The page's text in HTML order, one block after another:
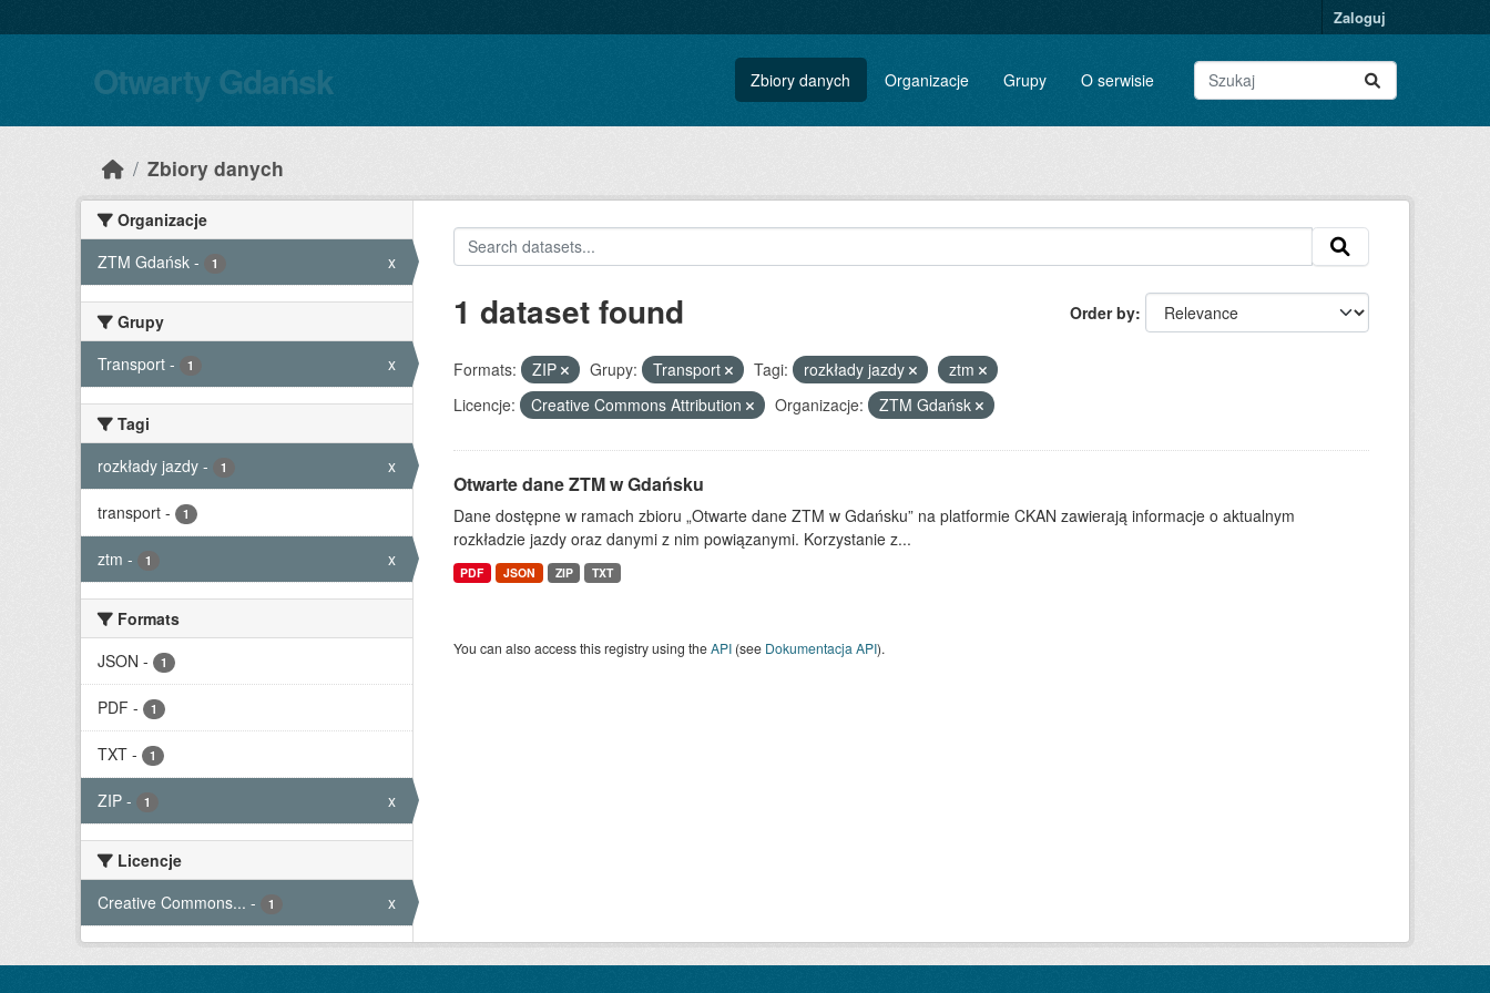
Zaloguj
Otwarty Gdańsk Zbiory danych Organizacje Grupy O serwisie
Zbiory danych
Organizacje
ZTM Gdańsk - 1 x
Grupy
Transport - 1 x
Tagi
rozkłady jazdy - 1 x
transport - 1
ztm - 1 x
Formats
JSON - 1
PDF - 1
TXT - 1
ZIP - 1 x
Licencje
Creative Commons... - 1 x
Order by
1 dataset found
Formats: ZIP Grupy: Transport Tagi: rozkłady jazdy
ztm
Licencje:
Creative Commons Attribution Organizacje: ZTM Gdańsk
Otwarte dane ZTM w Gdańsku
Dane dostępne w ramach zbioru „Otwarte dane ZTM w Gdańsku” na platformie CKAN zawierają informacje o aktualnym
rozkładzie jazdy oraz danymi z nim powiązanymi. Korzystanie z...
PDF JSON ZIP TXT
You can also access this registry using theAPI(see Dokumentacja API).